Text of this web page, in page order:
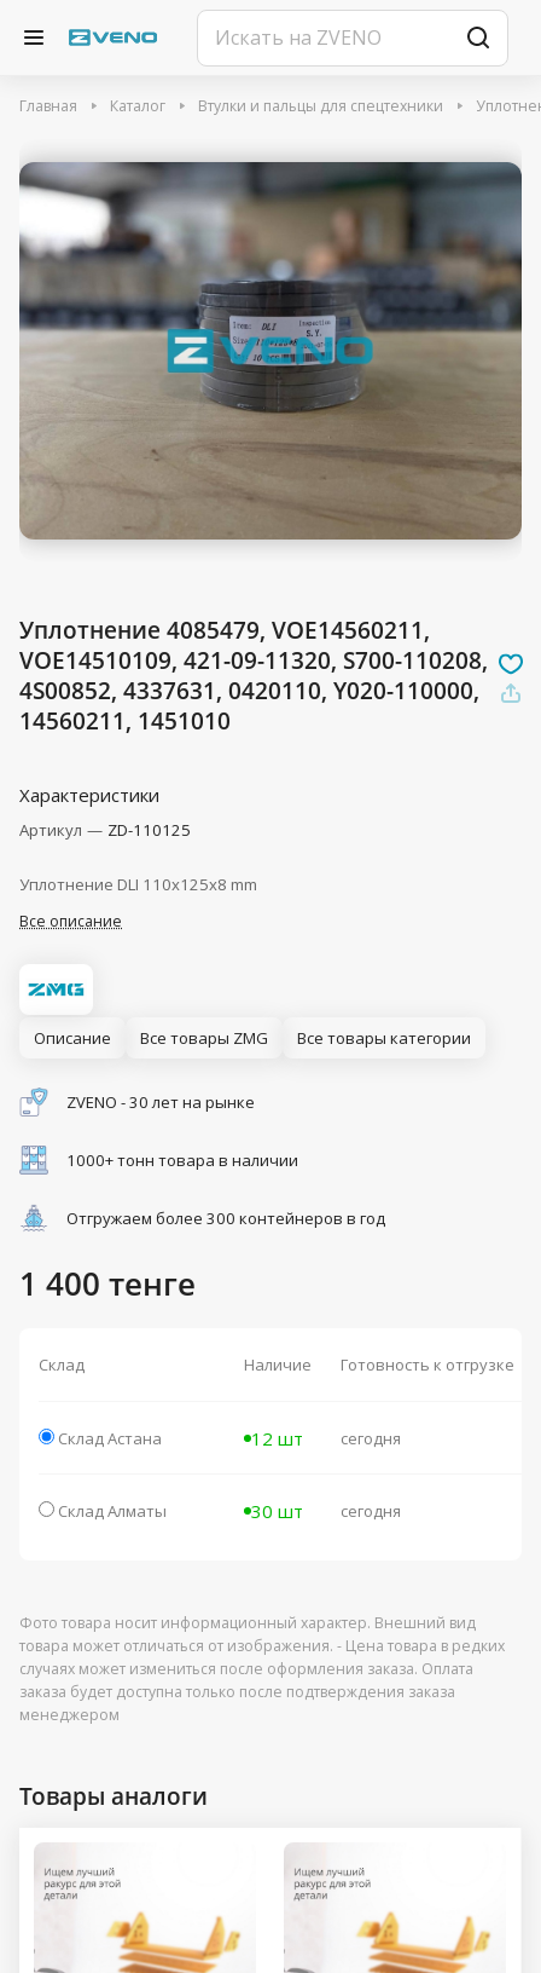
Главная Каталог Втулки и пальцы для спецтехники
Уплотнение 4085479, VOE14560211,
VOE14510109, 421-09-11320, S700-110208,
4S00852, 4337631, 0420110, Y020-110000,
14560211, 1451010
Характеристики
Артикул — ZD-110125
Уплотнение DLI 110x125x8 mm
Все описание
Описание Все товары ZMG Все товары категории
ZVENO - 30 лет на рынке
1000+ тонн товара в наличии
Отгружаем более 300 контейнеров в год
1 400 тенге
Склад Наличие Готовность к отгрузке
Склад Астана 12 шт сегодня
Склад Алматы 30 шт сегодня
Фото товара носит информационный характер. Внешний вид
товара может отличаться от изображения. - Цена товара в редких
случаях может измениться после оформления заказа. Оплата
заказа будет доступна только после подтверждения заказа
менеджером
Товары аналоги